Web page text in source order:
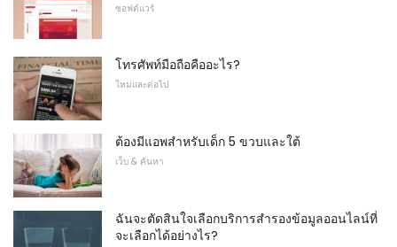
ซอฟต์แวร์
โทรศัพท์มือถือคืออะไร?
ใหม่และต่อไป
ต้องมีแอพสำหรับเด็ก 5 ขวบและใต้
เว็บ & ค้นหา
ฉันจะตัดสินใจเลือกบริการสำรองข้อมูลออนไลน์ที่
จะเลือกได้อย่างไร?